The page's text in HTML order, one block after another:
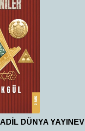
ADİL DÜNYA YAYINEVİ